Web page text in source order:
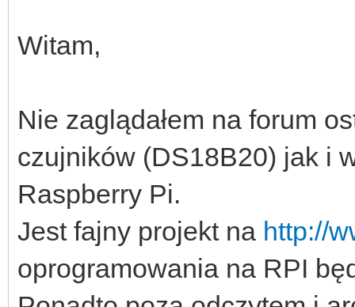
Witam,
Nie zaglądałem na forum
czujników (DS18B20) jak i
Raspberry Pi.
Jest fajny projekt na http://
oprogramowania na RPI